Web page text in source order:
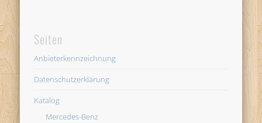
Seiten
Anbieterkennzeichnung
Datenschutzerklärung
Katalog
Mercedes-Benz